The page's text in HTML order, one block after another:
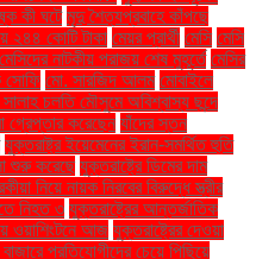
কী ঘটে মৃদু শৈত্যপ্রবাহে কাঁপছে
২৪৪ কোটি টাকা মেয়র প্রার্থী মেসি মেসি
মেসিদের নাটকীয় পরাজয় শেষ মুহূর্তে মেসির
সোফি মো. সারজিদ আলম মোবাইলে
সালাহ চলতি মৌসুমে অবিশ্বাস্য ছন্দে
গ্রেপ্তার করেছেন যাঁদের স্তন
যুক্তরাষ্ট্র ইয়েমেনের ইরান-সমর্থিত হুতি
শুরু করেছে যুক্তরাষ্ট্রে ডিমের দাম
নিয়ে নায়ক নিরবের বিরুদ্ধে স্ত্রীর
নিহত ৩ যুক্তরাষ্ট্রের আন্তর্জাতিক
ওয়াশিংটনে আজ যুক্তরাষ্ট্রের দেওয়া
বাজারে প্রতিযোগীদের চেয়ে পিছিয়ে